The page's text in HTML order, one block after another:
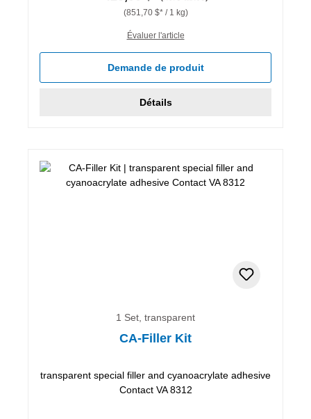
(851,70 $* / 1 kg)
Évaluer l'article
Demande de produit
Détails
1 Set, transparent
CA-Filler Kit
transparent special filler and cyanoacrylate adhesive
Contact VA 8312